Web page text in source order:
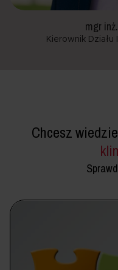
mgr
Kierownik
Chcesz